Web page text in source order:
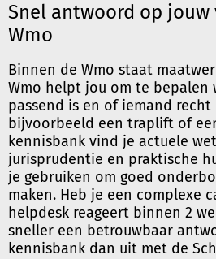
Snel antwoord op jouw
Wmo
Binnen de Wmo staat
Wmo helpt jou om te bepalen
passend is en of iemand
bijvoorbeeld een traplift of
kennisbank vind je actuele
jurisprudentie en praktische
je gebruiken om goed
maken. Heb je een complexe
helpdesk reageert binnen 2
sneller een betrouwbaar
kennisbank dan uit met de